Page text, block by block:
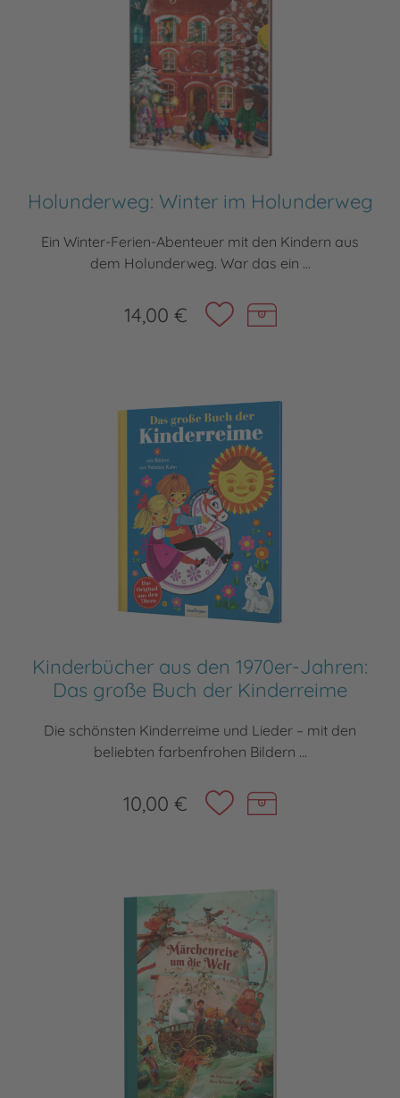
Holunderweg: Winter im Holunderweg
Ein Winter-Ferien-Abenteuer mit den Kindern aus
dem Holunderweg. War das ein ...
14,00 €
Kinderbücher aus den 1970er-Jahren:
Das große Buch der Kinderreime
Die schönsten Kinderreime und Lieder – mit den
beliebten farbenfrohen Bildern ...
10,00 €